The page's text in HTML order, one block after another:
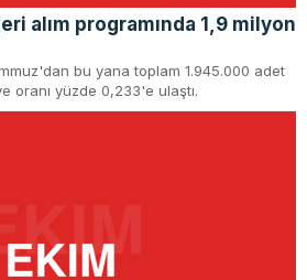
alım programında 1,9 milyon
bu yana toplam 1.945.000 adet
oranı yüzde 0,233'e ulaştı.